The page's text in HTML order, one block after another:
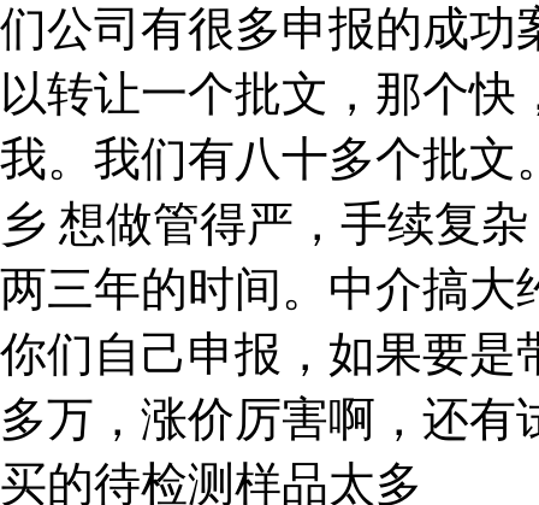
们公司有很多申报的成功
以转让一个批文，那个
我。我们有八十多个批文
乡 想做管得严，手续复
两三年的时间。中介搞大
你们自己申报，如果要是
多万，涨价厉害啊，还
买的待检测样品太多